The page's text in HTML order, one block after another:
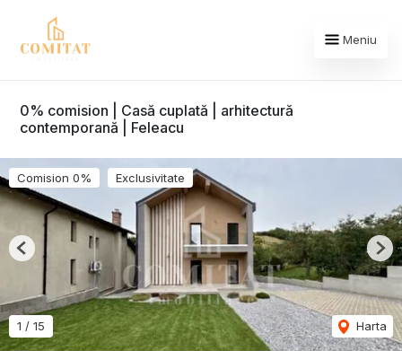
Meniu
0% comision | Casă cuplată | arhitectură
contemporană | Feleacu
Comision 0% Exclusivitate
1 / 15 Harta
Previous